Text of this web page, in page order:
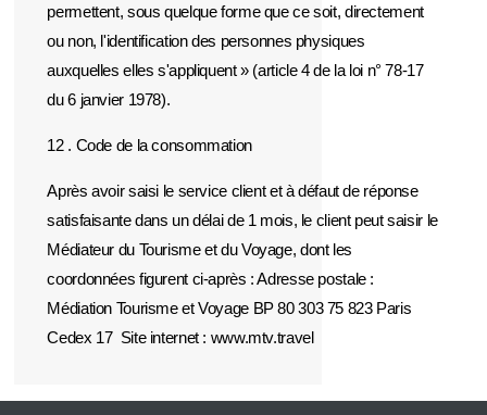
permettent, sous quelque forme que ce soit, directement
ou non, l'identification des personnes physiques
auxquelles elles s'appliquent » (article 4 de la loi n° 78-17
du 6 janvier 1978).
12 . Code de la consommation
Après avoir saisi le service client et à défaut de réponse
satisfaisante dans un délai de 1 mois, le client peut saisir le
Médiateur du Tourisme et du Voyage, dont les
coordonnées figurent ci-après : Adresse postale :
Médiation Tourisme et Voyage BP 80 303 75 823 Paris
Cedex 17 Site internet : www.mtv.travel